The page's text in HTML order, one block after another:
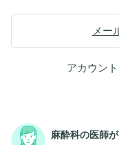
メー
アカウン
麻酔科の医師